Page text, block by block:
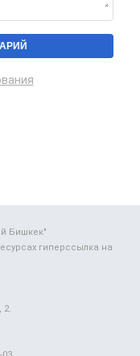
Бишкек"
гиперссылка на
2.